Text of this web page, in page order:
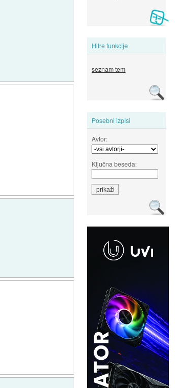
Hitre funkcije
seznam tem
Posebni izpisi
Avtor:
Ključna beseda: